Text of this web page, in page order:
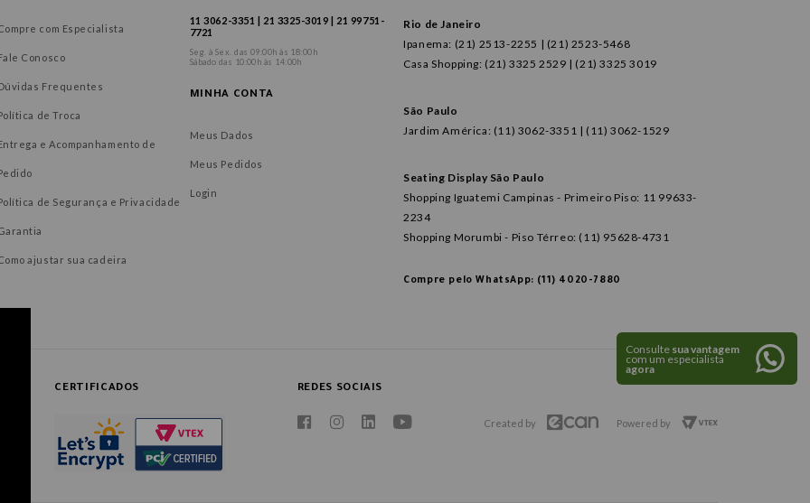
com Especialista
Conosco
Frequentes
de Troca
e Acompanhamento de
de Segurança e Privacidade
ajustar sua cadeira
11 3062-3351 | 21 3325-3019 | 21 99751-
7721
Seg. à Sex. das 09:00h às 18:00h
Sábado das 10:00h às 14:00h
MINHA CONTA
Meus Dados
Meus Pedidos
Login
Rio de Janeiro
Ipanema: (21) 2513-2255 | (21) 2523-5468
Casa Shopping: (21) 3325 2529 | (21) 3325 3019
São Paulo
Jardim América: (11) 3062-3351 | (11) 3062-1529
Seating Display São Paulo
Shopping Iguatemi Campinas - Primeiro Piso: 11 99633-
2234
Shopping Morumbi - Piso Térreo: (11) 95628-4731
Compre pelo WhatsApp: (11) 4020-7880
CERTIFICADOS REDES SOCIAIS
Created by Powered by
Consulte sua vantagem
com um especialista
agora